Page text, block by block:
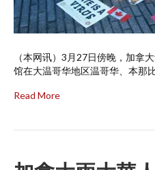
（本网讯）3月27日傍晚，加拿
馆在大温哥华地区温哥华、本那
Read More